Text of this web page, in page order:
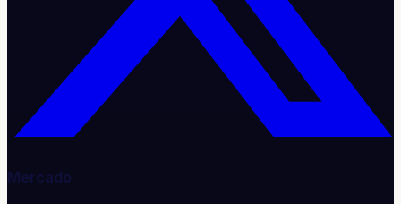
Mercado